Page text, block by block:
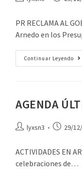
PR RECLAMA AL
Arnedo en los
Continuar Leyendo
AGENDA
lyxsn3 29/
ACTIVIDADES EN
celebraciones de…